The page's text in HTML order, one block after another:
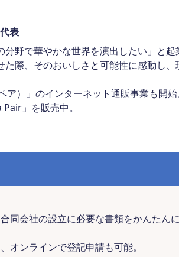
表
野で華やかな世界を演出したい」と
際、そのおいしさと可能性に感動し
）」のインターネット通販事業も開
」を販売中。
同会社の設立に必要な書類をかんたんに
オンラインで登記申請も可能。